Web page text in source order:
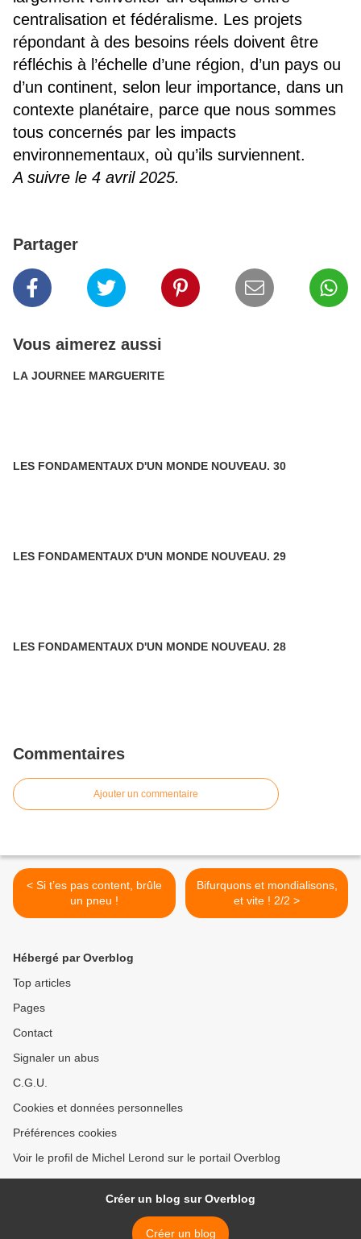
centralisation et fédéralisme. Les projets
répondant à des besoins réels doivent être
réfléchis à l’échelle d’une région, d’un pays ou
d’un continent, selon leur importance, dans un
contexte planétaire, parce que nous sommes
tous concernés par les impacts
environnementaux, où qu’ils surviennent.
A suivre le 4 avril 2025.
Partager
Vous aimerez aussi
LA JOURNEE MARGUERITE
LES FONDAMENTAUX D'UN MONDE NOUVEAU. 30
LES FONDAMENTAUX D'UN MONDE NOUVEAU. 29
LES FONDAMENTAUX D'UN MONDE NOUVEAU. 28
Commentaires
Ajouter un commentaire
< Si t’es pas content, brûle
un pneu !
Bifurquons et mondialisons,
et vite ! 2/2 >
Hébergé par Overblog
Top articles
Pages
Contact
Signaler un abus
C.G.U.
Cookies et données personnelles
Préférences cookies
Voir le profil de Michel Lerond sur le portail Overblog
Créer un blog sur Overblog
Créer un blog